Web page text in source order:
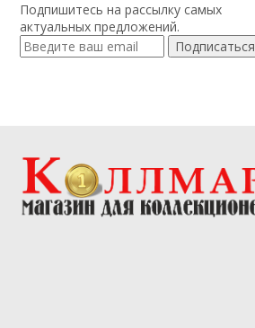
Подпишитесь на рассылку самых
актуальных предложений.
Подписаться